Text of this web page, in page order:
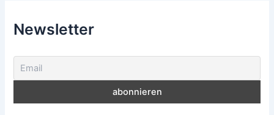
Newsletter